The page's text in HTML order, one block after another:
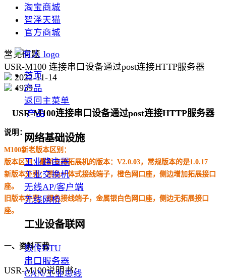
淘宝商城
智泽天猫
官方商城
首页
产品
返回主菜单
产品
网络基础设施
工业路由器
工业交换机
无线AP/客户端
无线网桥
工业设备联网
数传DTU
串口服务器
CAN/工业总线
常见问题
USR-M100 连接串口设备通过post连接HTTP服务器
2022-11-14
4939
USR-M100连接串口设备通过post连接HTTP服务器
说明：
M100新老版本区别 ：
版本区别：最新支持拓展机的版本：V2.0.03，常规版本的是1.0.17
新版本外壳：黑色一体式接线端子，橙色网口座，侧边增加拓展接口
座。
旧版本外壳：绿色接线端子，金属银白色网口座，侧边无拓展接口
座。
一、资料下载
USR-M100说明书：